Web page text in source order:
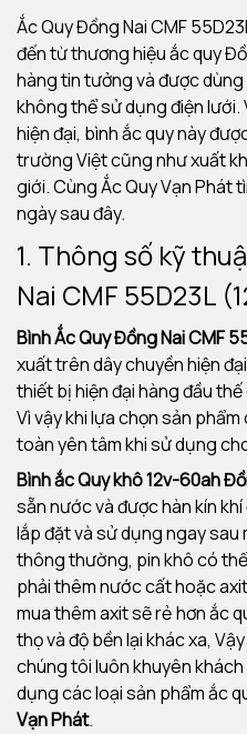
Ắc Quy Đồng Nai CMF
đến từ thương hiệu ắc quy
hàng tin tưởng và được
không thể sử dụng điện
hiện đại, bình ắc quy này
trường Việt cũng như xuất
giới. Cùng Ắc Quy Vạn Phát
ngày sau đây.
1. Thông số kỹ
Nai CMF 55D23L
Bình Ắc Quy Đồng Nai CMF
xuất trên dây chuyền hiện
thiết bị hiện đại hàng đầu
Vì vậy khi lựa chọn sản
toàn yên tâm khi sử dụng
Bình ắc Quy khô 12v-60ah
sẵn nước và được hàn kín
lắp đặt và sử dụng ngay sau
thông thường, pin khô có
phải thêm nước cất hoặc
mua thêm axit sẽ rẻ hơn ắc
thọ và độ bền lại khác xa,
chúng tôi luôn khuyên
dụng các loại sản phẩm ắc
Vạn Phát.